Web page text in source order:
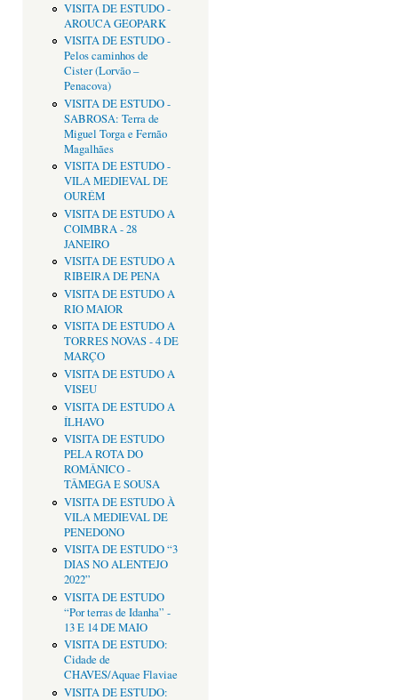
VISITA DE ESTUDO -
AROUCA GEOPARK
VISITA DE ESTUDO -
Pelos caminhos de
Cister (Lorvão –
Penacova)
VISITA DE ESTUDO -
SABROSA: Terra de
Miguel Torga e Fernão
Magalhães
VISITA DE ESTUDO -
VILA MEDIEVAL DE
OURÉM
VISITA DE ESTUDO A
COIMBRA - 28
JANEIRO
VISITA DE ESTUDO A
RIBEIRA DE PENA
VISITA DE ESTUDO A
RIO MAIOR
VISITA DE ESTUDO A
TORRES NOVAS - 4 DE
MARÇO
VISITA DE ESTUDO A
VISEU
VISITA DE ESTUDO A
ÍLHAVO
VISITA DE ESTUDO
PELA ROTA DO
ROMÂNICO -
TÂMEGA E SOUSA
VISITA DE ESTUDO À
VILA MEDIEVAL DE
PENEDONO
VISITA DE ESTUDO “3
DIAS NO ALENTEJO
2022”
VISITA DE ESTUDO
“Por terras de Idanha” -
13 E 14 DE MAIO
VISITA DE ESTUDO:
Cidade de
CHAVES/Aquae Flaviae
VISITA DE ESTUDO: